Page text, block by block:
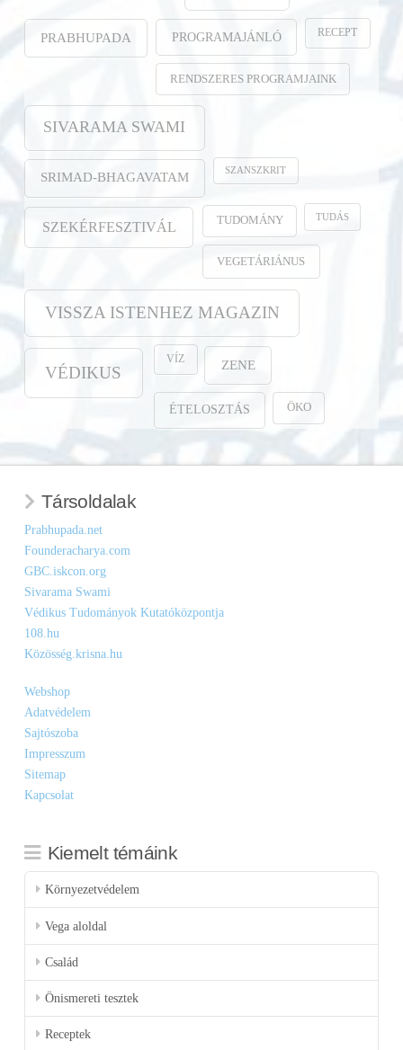
PRABHUPADA PROGRAMAJÁNLÓ RECEPT
RENDSZERES PROGRAMJAINK
SIVARAMA SWAMI
SRIMAD-BHAGAVATAM SZANSZKRIT
SZEKÉRFESZTIVÁL TUDOMÁNY TUDÁS
VEGETÁRIÁNUS
VISSZA ISTENHEZ MAGAZIN
VÉDIKUS
VÍZ ZENE
ÉTELOSZTÁS ÖKO
Társoldalak
Prabhupada.net
Founderacharya.com
GBC.iskcon.org
Sivarama Swami
Védikus Tudományok Kutatóközpontja
108.hu
Közösség.krisna.hu
Webshop
Adatvédelem
Sajtószoba
Impresszum
Sitemap
Kapcsolat
Kiemelt témáink
Környezetvédelem
Vega aloldal
Család
Önismereti tesztek
Receptek